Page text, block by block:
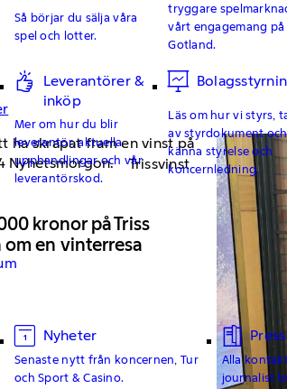
Så börjar du sälja våra
spel och lotter.
tryggare
vårt engagemang på
Gotland.
Leverantörer &
inköp
Mer om hur du blir
leverantör, aktuella
upphandlingar och vår
leverantörskod.
Läs om hur vi styrs,
av styrdokument
känna styrelse och
koncernledning.
Nyheter
Senaste nytt från koncernen, Tur
och Sport & Casino.
Alla
journalist
Trissvinst
kronor på Triss
en vinterresa